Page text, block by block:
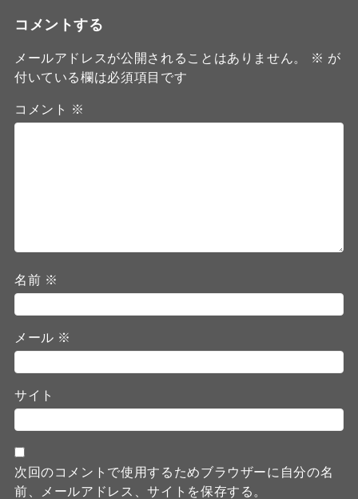
コメントする
メールアドレスが公開されることはありません。 ※ が
付いている欄は必須項目です
コメント ※
名前 ※
メール ※
サイト
次回のコメントで使用するためブラウザーに自分の名
前、メールアドレス、サイトを保存する。